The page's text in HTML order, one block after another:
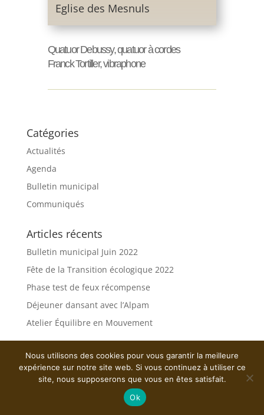
Eglise des Mesnuls
Quatuor Debussy, quatuor à cordes
Franck Tortiller, vibraphone
Catégories
Actualités
Agenda
Bulletin municipal
Communiqués
Articles récents
Bulletin municipal Juin 2022
Fête de la Transition écologique 2022
Phase test de feux récompense
Déjeuner dansant avec l’Alpam
Atelier Équilibre en Mouvement
Mentions légales
Nous utilisons des cookies pour vous garantir la meilleure
expérience sur notre site web. Si vous continuez à utiliser ce
site, nous supposerons que vous en êtes satisfait.
Ok